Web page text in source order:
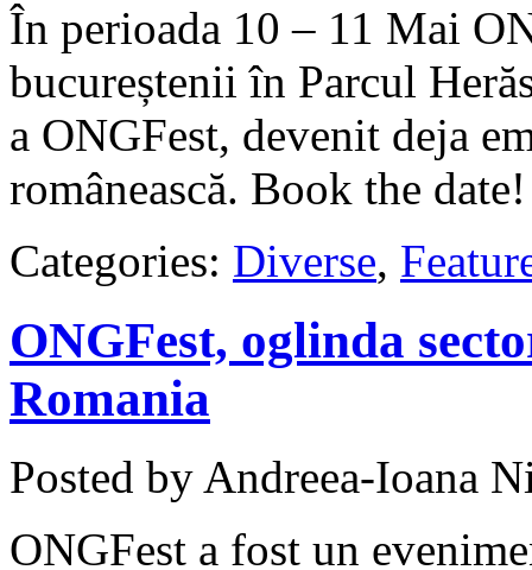
În perioada 10 – 11 Mai
bucureștenii în Parcul
a ONGFest, devenit deja
românească. Book the date!
Categories: Diverse,
ONGFest, oglinda
Romania
Posted by Andreea-Ioana
ONGFest a fost un